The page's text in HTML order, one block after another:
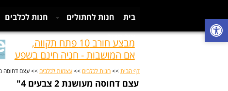
בית חנות לחתולים חנות לכלבים
מבצע חורב 10 פתח תקווה,
אם המושבות - חניה חינם בשפע
דף הבית >> חנות לכלבים >> עצמות לכלבים >> עצם דחוסה מעושנת
עצם דחוסה מעושנת 2 צבעים 4"